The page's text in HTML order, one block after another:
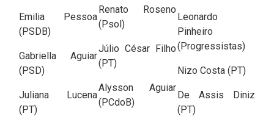
Emilia Pessoa
(PSDB)
Gabriella Aguiar
(PSD)
Juliana Lucena
(PT)
Renato Roseno
(Psol)
Júlio César Filho
(PT)
Alysson Aguiar
(PCdoB)
Leonardo
Pinheiro
(Progressistas)
Nizo Costa (PT)
De Assis Diniz
(PT)